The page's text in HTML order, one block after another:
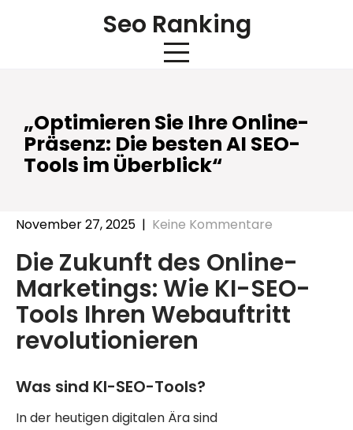
Seo Ranking
„Optimieren Sie Ihre Online-
Präsenz: Die besten AI SEO-
Tools im Überblick“
November 27, 2025 | Keine Kommentare
Die Zukunft des Online-
Marketings: Wie KI-SEO-
Tools Ihren Webauftritt
revolutionieren
Was sind KI-SEO-Tools?
In der heutigen digitalen Ära sind